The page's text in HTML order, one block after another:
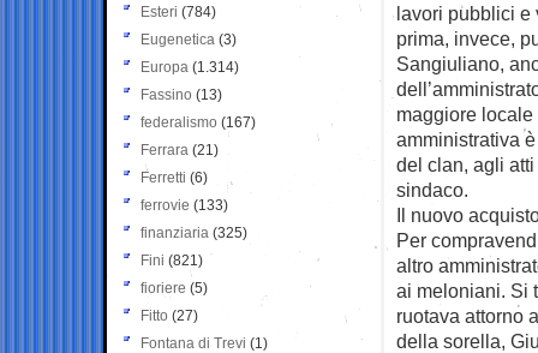
lavori pubblici e
prima, invece,
Sangiuliano,
maggiore
amministrativa
del clan, agli
sindaco.
Il nuovo
Per
altro
ai meloniani. Si
ruotava attorno
della sorella,
Esteri (784)
Eugenetica (3)
Europa (1.314)
Fassino (13)
federalismo (167)
Ferrara (21)
Ferretti (6)
ferrovie (133)
finanziaria (325)
Fini (821)
fioriere (5)
Fitto (27)
Fontana di Trevi (1)